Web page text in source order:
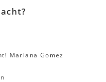
Mariana Gomez